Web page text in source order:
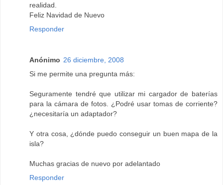
realidad.
Feliz Navidad de Nuevo
Responder
Anónimo 26 diciembre, 2008
Si me permite una pregunta más:
Seguramente tendré que utilizar mi cargador de baterías
para la cámara de fotos. ¿Podré usar tomas de corriente?
¿necesitaría un adaptador?
Y otra cosa, ¿dónde puedo conseguir un buen mapa de la
isla?
Muchas gracias de nuevo por adelantado
Responder